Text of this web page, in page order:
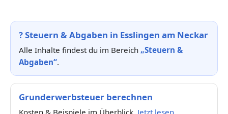
?Steuern & Abgaben in Esslingen am Neckar
Alle Inhalte findest du im Bereich „Steuern &
Abgaben“.
Grunderwerbsteuer berechnen
Kosten & Beispiele im Überblick. Jetzt lesen